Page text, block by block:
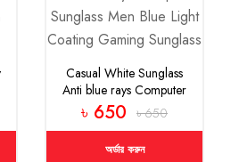
Casual White Sunglass
Anti blue rays Computer
Sunglass Men Blue Light
Coating Gaming Sunglass
৳ 650 ৳ 650
অর্ডার করুন